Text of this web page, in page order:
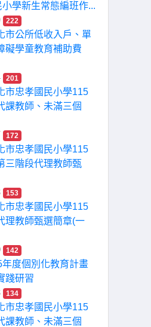
學新生常態編班作...
222
市公所低收入戶、單
礙學童教育補助費
201
市忠孝國民小學115
課教師、未滿三個
172
市忠孝國民小學115
三階段代理教師甄
153
市忠孝國民小學115
理教師甄選簡章(一
142
度個別化教育計畫
踐研習
134
市忠孝國民小學115
課教師、未滿三個